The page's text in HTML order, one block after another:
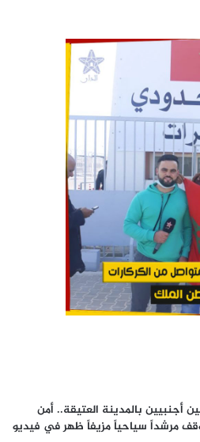
أجنبيين بالمدينة العتيقة.. أمن
مرشداً سياحياً مزيفاً ظهر في فيديو